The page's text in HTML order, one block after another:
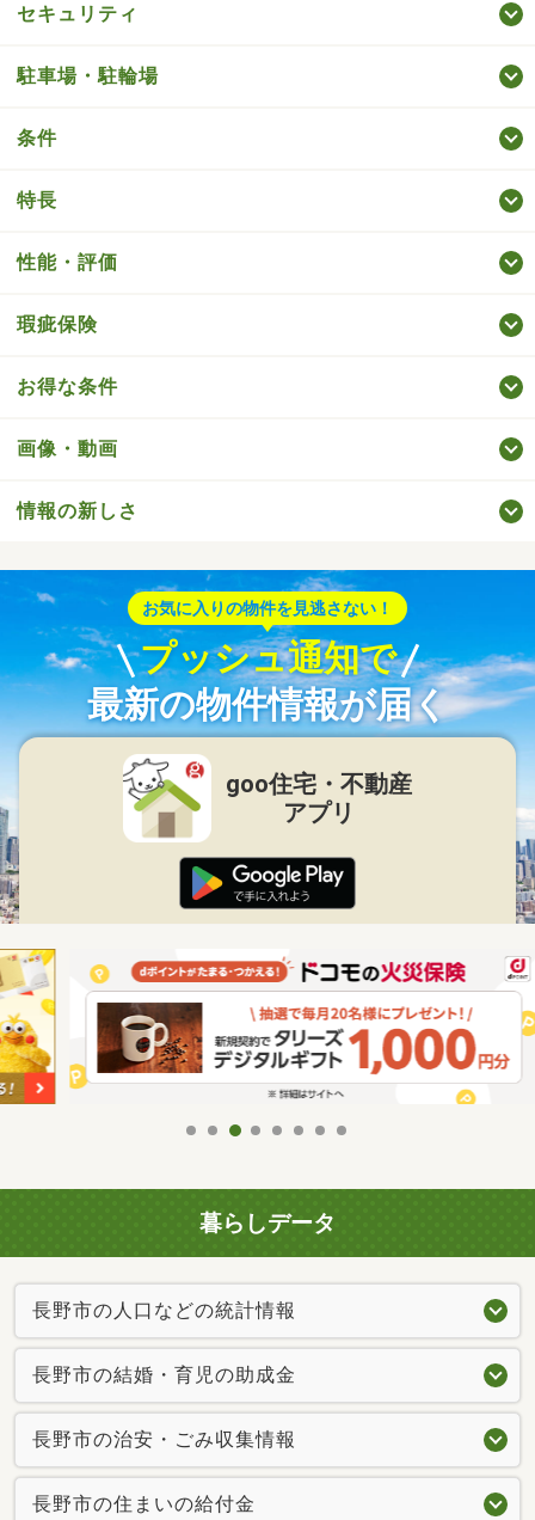
セキュリティ
駐車場・駐輪場
条件
特長
性能・評価
瑕疵保険
お得な条件
画像・動画
情報の新しさ
お気に入りの物件を見逃さない！
プッシュ通知で
最新の物件情報が届く
goo住宅・不動産
アプリ
暮らしデータ
長野市の人口などの統計情報
長野市の結婚・育児の助成金
長野市の治安・ごみ収集情報
長野市の住まいの給付金